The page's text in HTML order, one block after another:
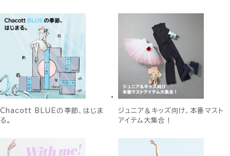
Chacott BLUEの季節、はじま
る。
ジュニア＆キッズ向け、本番マスト
アイテム大集合！